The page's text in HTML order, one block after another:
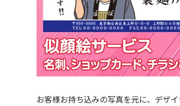
お客様お持ち込みの写真を元に、デザ